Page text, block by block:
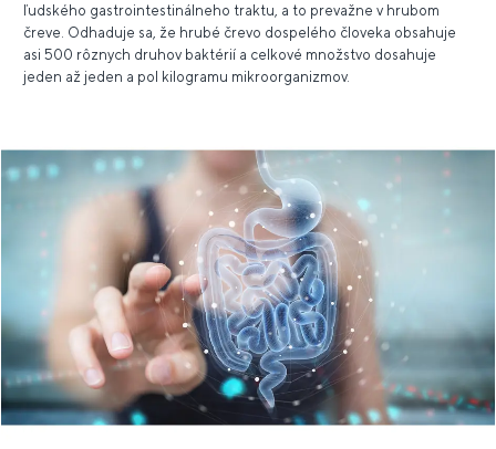
ľudského gastrointestinálneho traktu, a to prevažne v hrubom
čreve. Odhaduje sa, že hrubé črevo dospelého človeka obsahuje
asi 500 rôznych druhov baktérií a celkové množstvo dosahuje
jeden až jeden a pol kilogramu mikroorganizmov.